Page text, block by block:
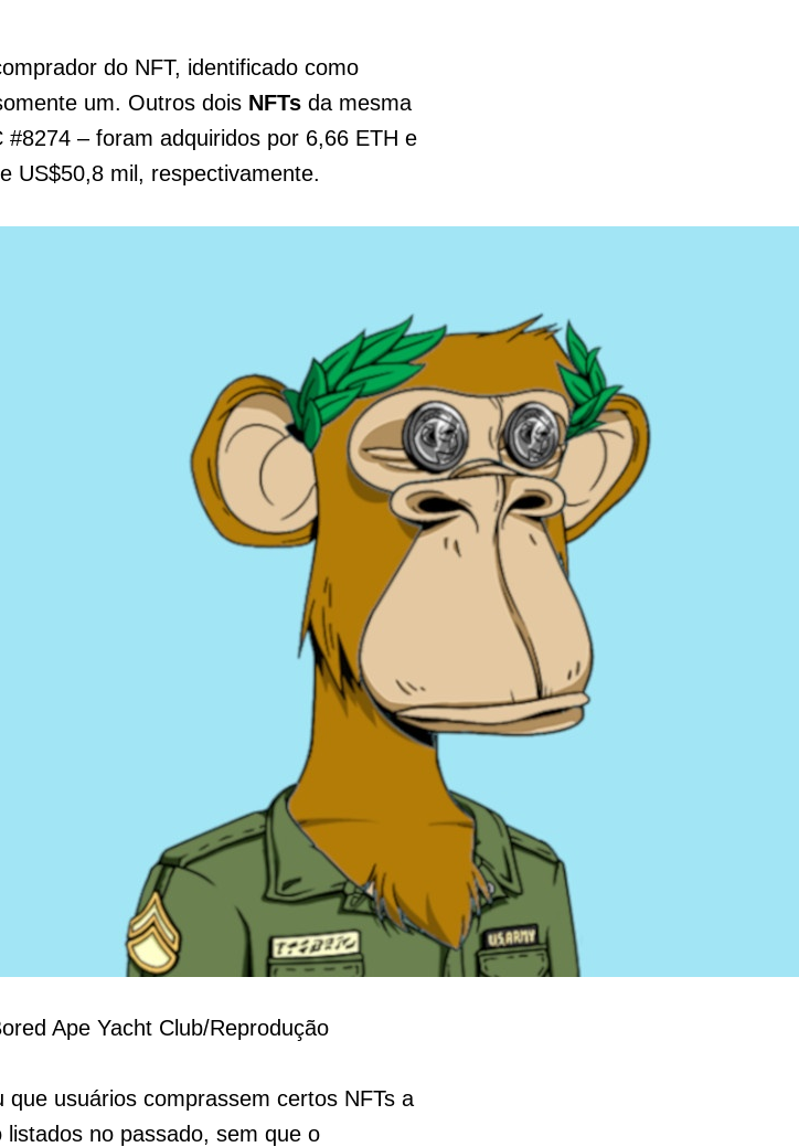
do NFT, identificado como
um. Outros dois NFTs da mesma
#8274 – foram adquiridos por 6,66 ETH e
US$50,8 mil, respectivamente.
Ape Yacht Club/Reprodução
usuários comprassem certos NFTs a
no passado, sem que o